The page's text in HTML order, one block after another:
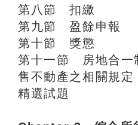
第八節 扣繳
第九節 盈餘申報
第十節 獎懲
第十一節 房地合一
售不動產之相關規定
精選試題